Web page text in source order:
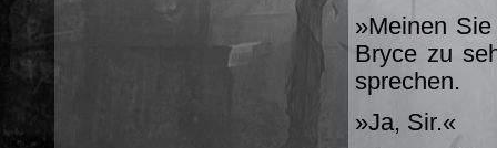
»Meinen
Bryce zu
sprechen.
»Ja, Sir.«